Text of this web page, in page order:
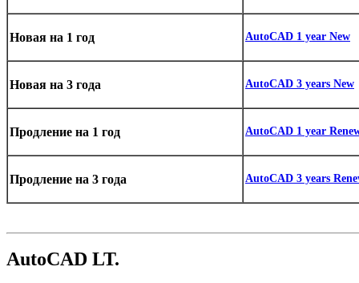
Новая на 1 год AutoCAD 1 year New
Новая на 3 года AutoCAD 3 years New
Продление на 1 год AutoCAD 1 year
Продление на 3 года AutoCAD 3 years
AutoCAD LT.